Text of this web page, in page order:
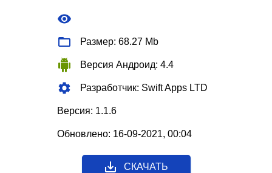
Размер: 68.27 Mb
Версия Андроид: 4.4
Разработчик: Swift Apps LTD
Версия: 1.1.6
Обновлено: 16-09-2021, 00:04
СКАЧАТЬ